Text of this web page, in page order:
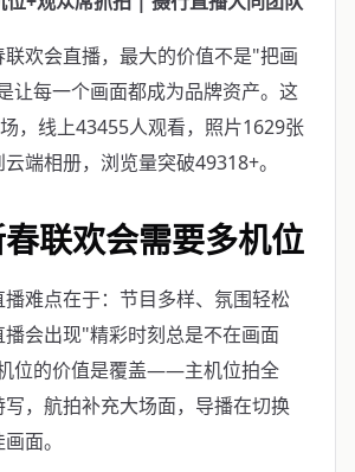
欢会直播，最大的价值不是"把画
让每一个画面都成为品牌资产。这
，线上43455人观看，照片1629张
端相册，浏览量突破49318+。
联欢会需要多机位
难点在于：节目多样、氛围轻松
会出现"精彩时刻总是不在画面
位的价值是覆盖——主机位拍全
，航拍补充大场面，导播在切换
面。